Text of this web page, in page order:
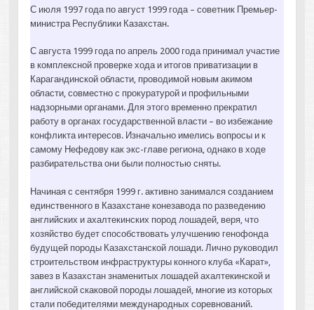
С июля 1997 года по август 1999 года – советник Премьер-
министра Республики Казахстан.
С августа 1999 года по апрель 2000 года принимал участие
в комплексной проверке хода и итогов приватизации в
Карагандинской области, проводимой новым акимом
области, совместно с прокуратурой и профильными
надзорными органами. Для этого временно прекратил
работу в органах государственной власти – во избежание
конфликта интересов. Изначально имелись вопросы и к
самому Нефедову как экс-главе региона, однако в ходе
разбирательства они были полностью сняты.
Начиная с сентября 1999 г. активно занимался созданием
единственного в Казахстане конезавода по разведению
английских и ахалтекинских пород лошадей, веря, что
хозяйство будет способствовать улучшению генофонда
будущей породы Казахстанской лошади. Лично руководил
строительством инфраструктуры конного клуба «Карат»,
завез в Казахстан знаменитых лошадей ахалтекинской и
английской скаковой породы лошадей, многие из которых
стали победителями международных соревнований.